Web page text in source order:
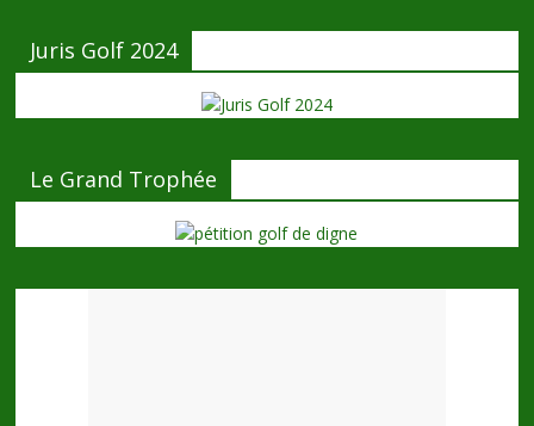
Juris Golf 2024
Le Grand Trophée